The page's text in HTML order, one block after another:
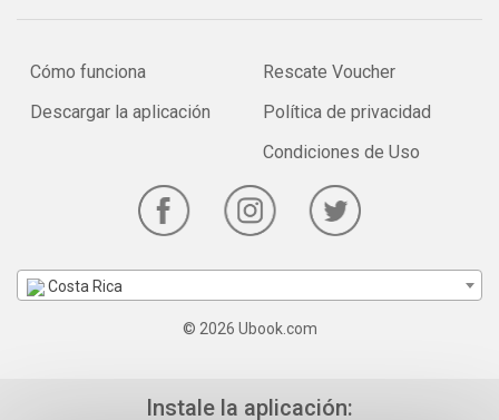
Cómo funciona
Descargar la aplicación
Rescate Voucher
Política de privacidad
Condiciones de Uso
Costa Rica
© 2026 Ubook.com
Instale la aplicación: